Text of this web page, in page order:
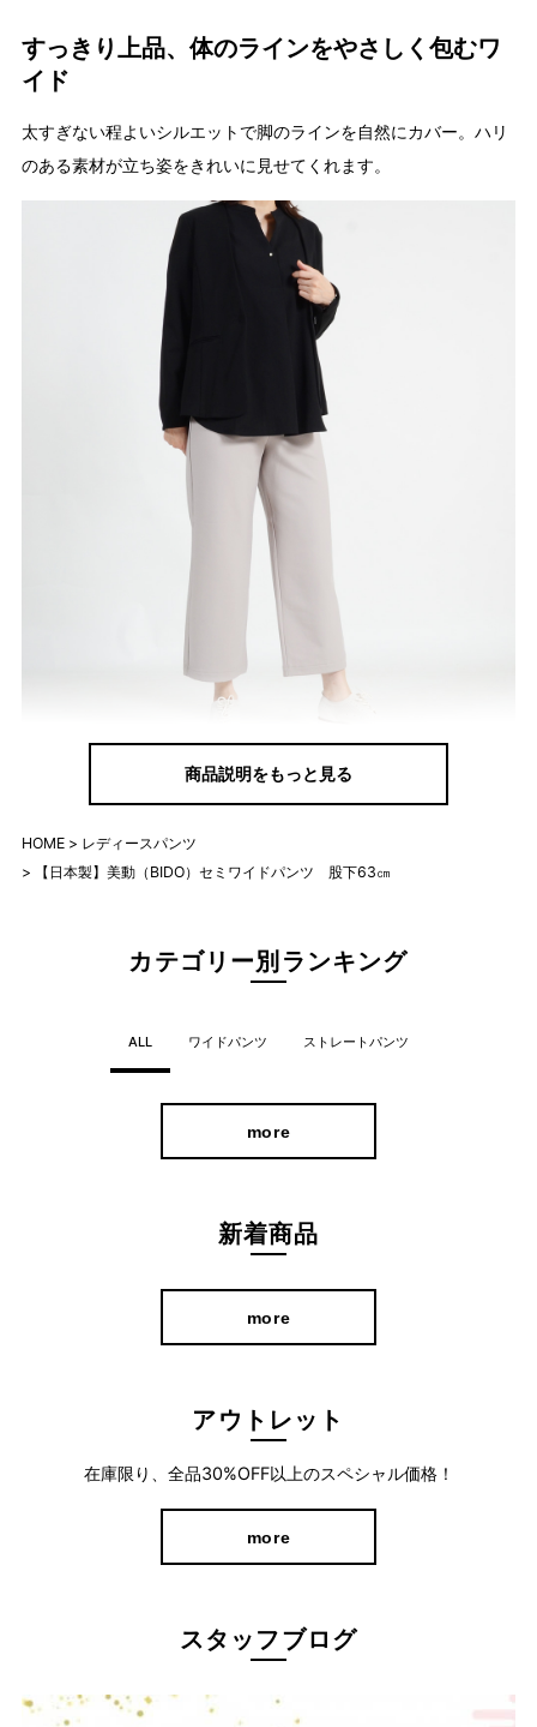
すっきり上品、体のラインをやさしく包むワ
イド
太すぎない程よいシルエットで脚のラインを自然にカバー。ハリ
のある素材が立ち姿をきれいに見せてくれます。
ラクなのにきれい。大人の品を引き立てる1
商品説明をもっと見る
HOME
レディースパンツ
【日本製】美動（BIDO）セミワイドパンツ 股下63㎝
カテゴリー別ランキング
ALL ワイドパンツ ストレートパンツ
more
新着商品
more
アウトレット
在庫限り、全品30%OFF以上のスペシャル価格！
more
スタッフブログ